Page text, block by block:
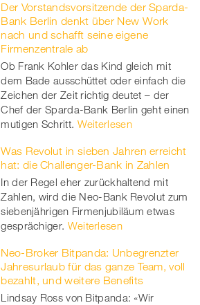
Der Vorstandsvorsitzende der Sparda-
Bank Berlin denkt über New Work
nach und schafft seine eigene
Firmenzentrale ab
Ob Frank Kohler das Kind gleich mit
dem Bade ausschüttet oder einfach die
Zeichen der Zeit richtig deutet – der
Chef der Sparda-Bank Berlin geht einen
mutigen Schritt. Weiterlesen
Was Revolut in sieben Jahren erreicht
hat: die Challenger-Bank in Zahlen
In der Regel eher zurückhaltend mit
Zahlen, wird die Neo-Bank Revolut zum
siebenjährigen Firmenjubiläum etwas
gesprächiger. Weiterlesen
Neo-Broker Bitpanda: Unbegrenzter
Jahresurlaub für das ganze Team, voll
bezahlt, und weitere Benefits
Lindsay Ross von Bitpanda: «Wir